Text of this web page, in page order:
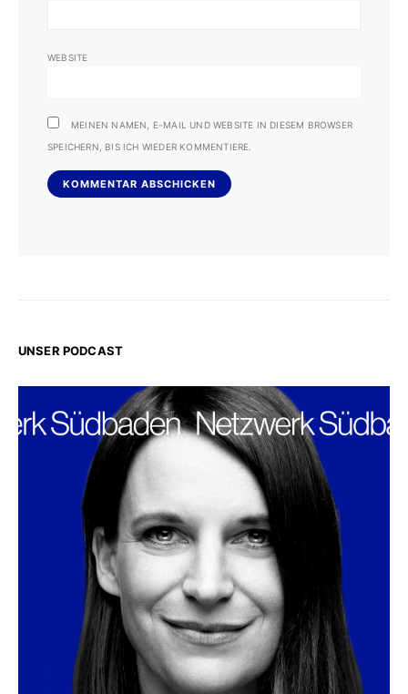
WEBSITE
MEINEN NAMEN, E-MAIL UND WEBSITE IN DIESEM BROWSER
SPEICHERN, BIS ICH WIEDER KOMMENTIERE.
UNSER PODCAST